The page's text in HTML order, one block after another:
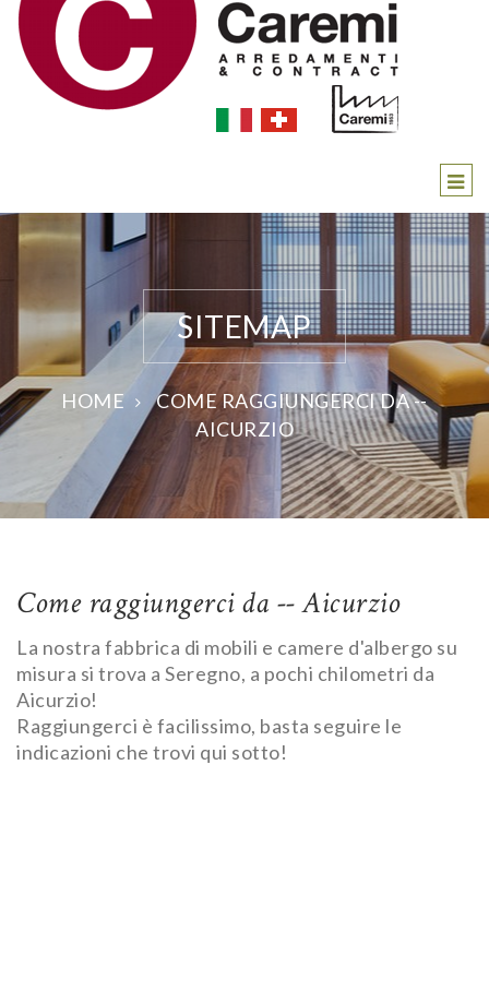
SITEMAP
HOME
COME RAGGIUNGERCI DA --
AICURZIO
Come raggiungerci da -- Aicurzio
La nostra fabbrica di mobili e camere d'albergo su
misura si trova a Seregno, a pochi chilometri da
Aicurzio!
Raggiungerci è facilissimo, basta seguire le
indicazioni che trovi qui sotto!